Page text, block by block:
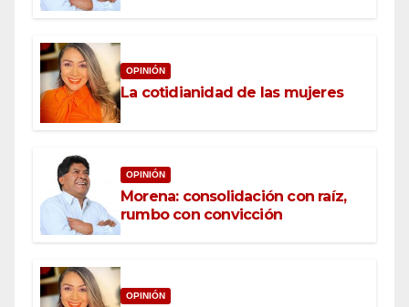
OPINIÓN
La cotidianidad de las mujeres
OPINIÓN
Morena: consolidación con raíz,
rumbo con convicción
OPINIÓN